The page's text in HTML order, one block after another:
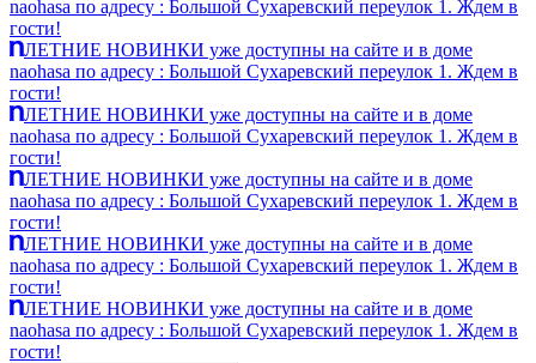
naohasa по адресу : Большой Сухаревский переулок 1. Ждем в
гости!
ЛЕТНИЕ НОВИНКИ уже доступны на сайте и в доме
naohasa по адресу : Большой Сухаревский переулок 1. Ждем в
гости!
ЛЕТНИЕ НОВИНКИ уже доступны на сайте и в доме
naohasa по адресу : Большой Сухаревский переулок 1. Ждем в
гости!
ЛЕТНИЕ НОВИНКИ уже доступны на сайте и в доме
naohasa по адресу : Большой Сухаревский переулок 1. Ждем в
гости!
ЛЕТНИЕ НОВИНКИ уже доступны на сайте и в доме
naohasa по адресу : Большой Сухаревский переулок 1. Ждем в
гости!
ЛЕТНИЕ НОВИНКИ уже доступны на сайте и в доме
naohasa по адресу : Большой Сухаревский переулок 1. Ждем в
гости!